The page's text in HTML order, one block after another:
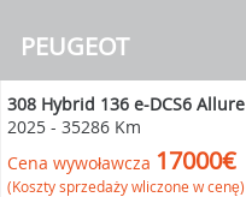
PEUGEOT
308 Hybrid 136 e-DCS6 Allure
2025 - 35286 Km
Cena wywoławcza 17000€
(Koszty sprzedaży wliczone w cenę)